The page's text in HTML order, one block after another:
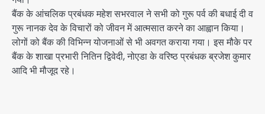
बैंक के आंचलिक प्रबंधक महेश सभरवाल ने सभी को गुरू पर्व की बधाई दी व
गुरू नानक देव के विचारों को जीवन में आत्मसात करने का आह्वान किया।
लोगों को बैंक की विभिन्न योजनाओं से भी अवगत कराया गया। इस मौके पर
बैंक के शाखा प्रभारी नितिन द्विवेदी, नोएडा के वरिष्ठ प्रबंधक ब्रजेश कुमार
आदि भी मौजूद रहे।